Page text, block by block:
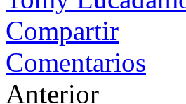
Compartir
Comentarios
Anterior